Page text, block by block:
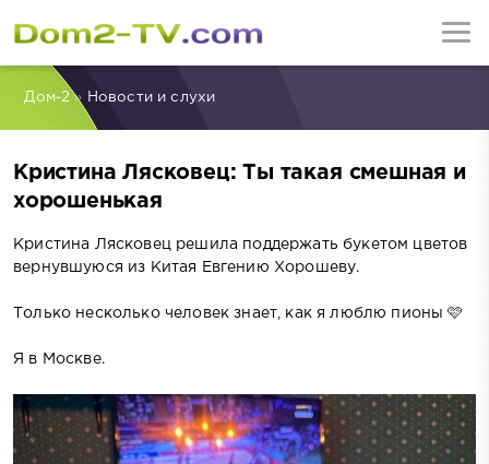
Дом-2» Новости и слухи
Кристина Лясковец: Ты такая смешная и
хорошенькая
Кристина Лясковец решила поддержать букетом цветов
вернувшуюся из Китая Евгению Хорошеву.
Только несколько человек знает, как я люблю пионы 🩷
Я в Москве.